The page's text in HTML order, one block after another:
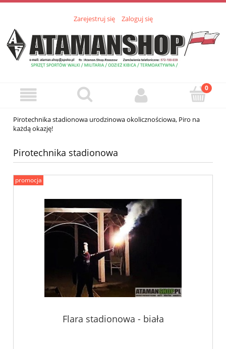
Zarejestruj się Zaloguj się
Pirotechnika stadionowa urodzinowa okolicznościowa, Piro na
każdą okazję!
Pirotechnika stadionowa
Flara stadionowa - biała
promocja